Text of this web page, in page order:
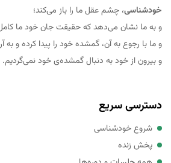
خودشناسی، چشم عقل ما را باز می‌کند؛
و به ما نشان می‌دهد که حقيقت جان خود ما
و ما با رجوع به آن، گمشده خود را پيدا کرده و
و بیرون از خود به دنبال گمشده‌ی خود نمی‌گردیم.
دسترسی سریع
شروع خودشناسی
پخش زنده